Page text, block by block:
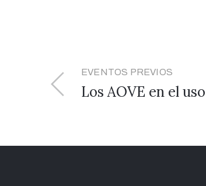
EVENTOS PREVIOS
Los AOVE en el